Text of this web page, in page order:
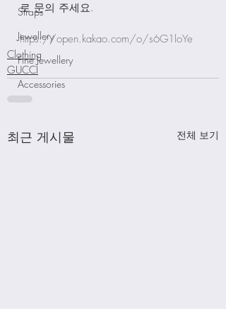
Straps
Jewellery
Fine Jewellery
Accessories
로 문의 주세요.
https://open.kakao.com/o/s6G1loYe
Clothing
GUCCI
최근 게시물 전체 보기